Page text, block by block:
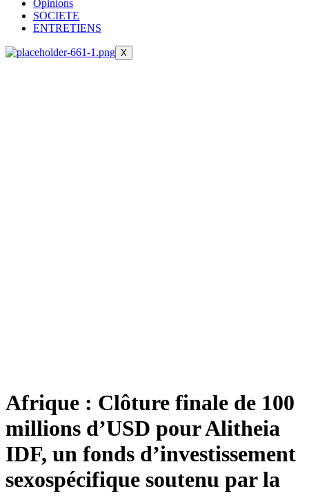
Opinions
SOCIETE
ENTRETIENS
X
Afrique : Clôture finale de 100
millions d’USD pour Alitheia
IDF, un fonds d’investissement
sexospécifique soutenu par la